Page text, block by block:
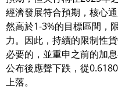
經濟發展符合預期，核心
然高於1-3%的目標區間，
力。因此，持續的限制性
必要的，並重申之前的加
公布後應聲下跌，從
上落。